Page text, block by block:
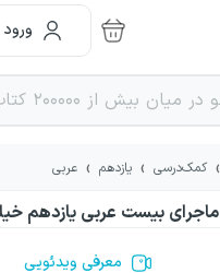
ورود
› کمک‌درسی › یازدهم › عربی
ماجرای بیست عربی یازدهم
معرفی ویدئویی